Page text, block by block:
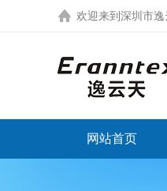
欢迎来到 深圳市
网站首页